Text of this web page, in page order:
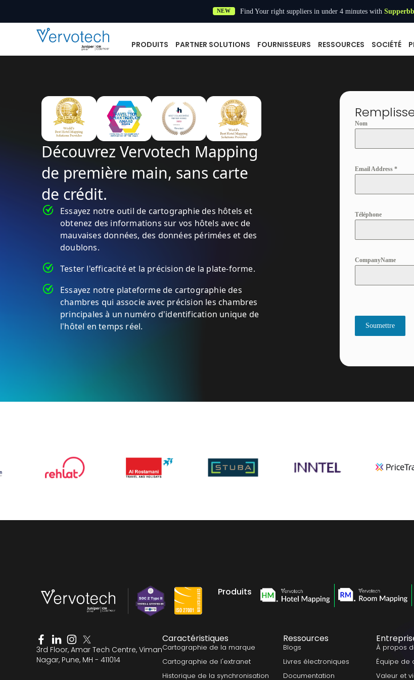
NEW Find Your right suppliers in under 4 minutes with
PRODUITS PARTNER SOLUTIONS FOURNISSEURS RESSOURCES SOCIÉTÉ
Découvrez Vervotech Mapping
de première main, sans carte
de crédit.
Essayez notre outil de cartographie des hôtels et
obtenez des informations sur vos hôtels avec de
mauvaises données, des données périmées et des
doublons.
Tester l'efficacité et la précision de la plate-forme.
Essayez notre plateforme de cartographie des
chambres qui associe avec précision les chambres
principales à un numéro d'identification unique de
l'hôtel en temps réel.
Nom
Email Address *
Téléphone
CompanyName
Soumettre
Produits
3rd Floor, Amar Tech Centre, Viman
Nagar, Pune, MH - 411014
Caractéristiques
Cartographie de la marque
Cartographie de l'extranet
Historique de la synchronisation
Ressources
Blogs
Livres électroniques
Documentation
À propos
Équipe de
Valeur et